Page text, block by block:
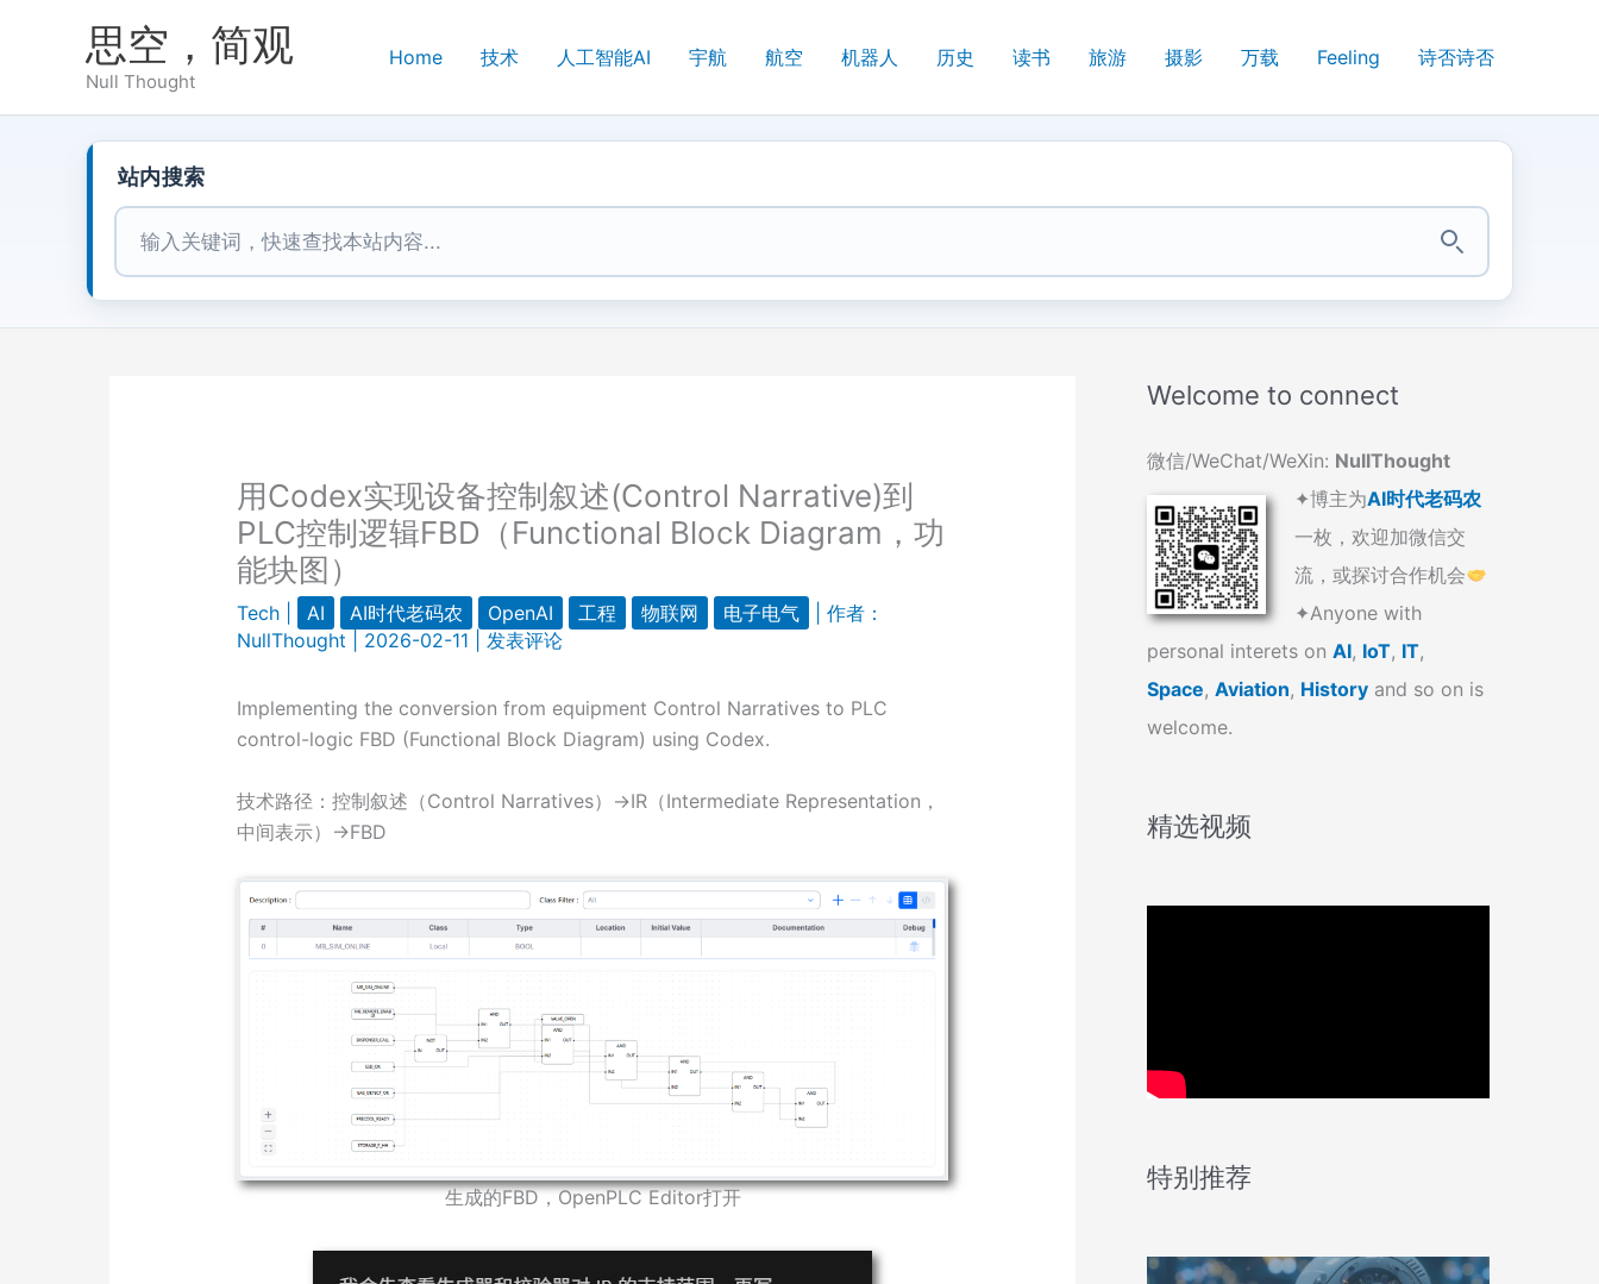
思空，简观
Null Thought
Home 技术 人工智能AI 宇航 航空 机器人 历史 读书 旅游 摄影 万载 Feeling 诗否诗否
站内搜索
站内搜索
用Codex实现设备控制叙述(Control Narrative)到
PLC控制逻辑FBD（Functional Block Diagram，功
能块图）
Tech| AI AI时代老码农 OpenAI 工程 物联网 电子电气
| 作者：
NullThought
2026-02-11 发表评论
Implementing the conversion from equipment Control Narratives to PLC
control-logic FBD (Functional Block Diagram) using Codex.
技术路径：控制叙述（Control Narratives）→IR（Intermediate Representation，
中间表示）→FBD
生成的FBD，OpenPLC Editor打开
Welcome to connect
微信/WeChat/WeXin: NullThought
✦博主为AI时代老码农
一枚，欢迎加微信交
流，或探讨合作机会
✦Anyone with
personal interets on AI, IoT, IT,
Space, Aviation, History and so on is
welcome.
精选视频
特别推荐